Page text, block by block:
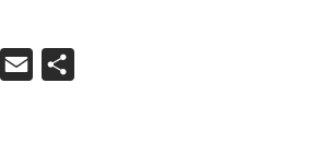
LinkedInEmail